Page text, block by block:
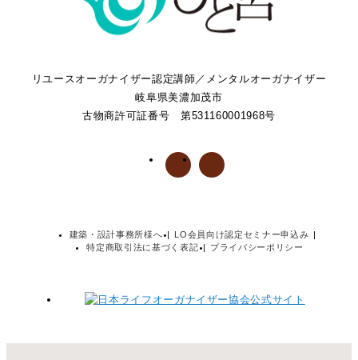
リユースオーガナイザー認定講師／メンタルオーガナイザー
岐阜県美濃加茂市
古物商許可証番号 第531160001968号
建築・設計事務所様へ
LO会員向け認定セミナー申込み
特定商取引法に基づく表記
プライバシーポリシー